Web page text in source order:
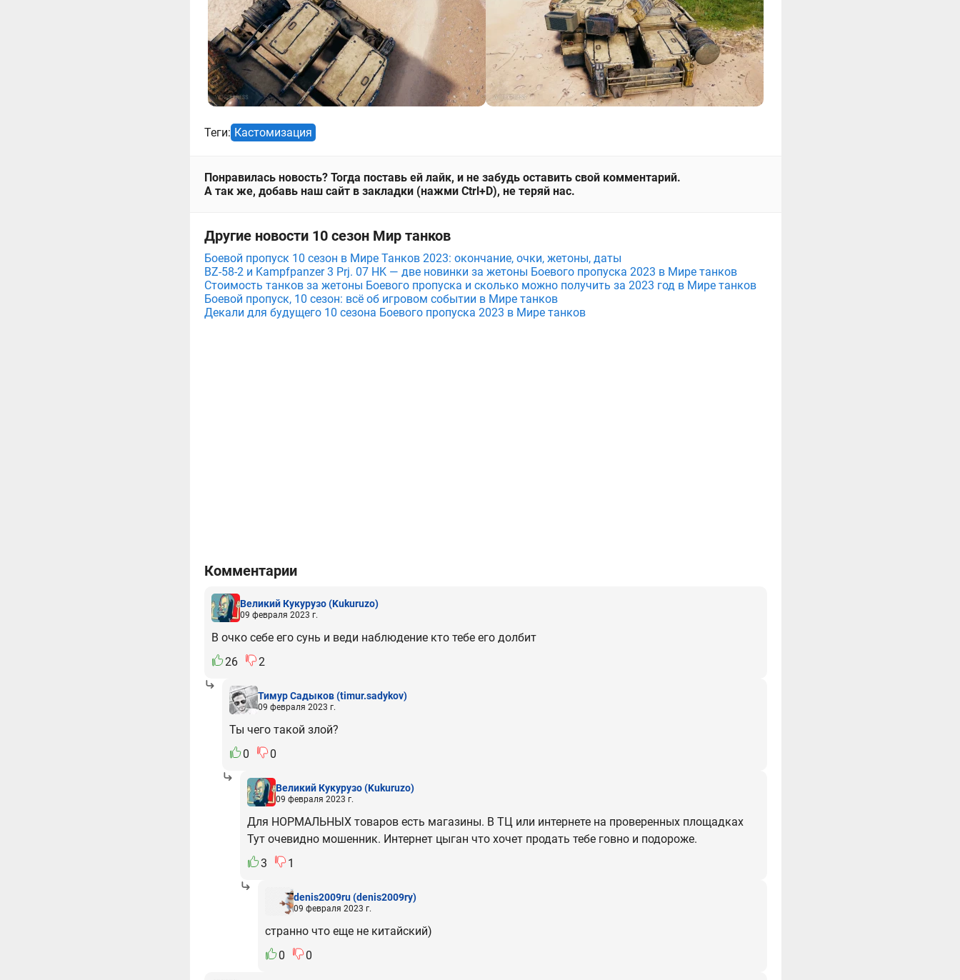
Теги: Кастомизация
Понравилась новость? Тогда поставь ей лайк, и не забудь оставить свой комментарий.
А так же, добавь наш сайт в закладки (нажми Ctrl+D), не теряй нас.
Другие новости 10 сезон Мир танков
Боевой пропуск 10 сезон в Мире Танков 2023: окончание, очки, жетоны, даты
BZ-58-2 и Kampfpanzer 3 Prj. 07 HK — две новинки за жетоны Боевого пропуска 2023 в Мире танков
Стоимость танков за жетоны Боевого пропуска и сколько можно получить за 2023 год в Мире танков
Боевой пропуск, 10 сезон: всё об игровом событии в Мире танков
Декали для будущего 10 сезона Боевого пропуска 2023 в Мире танков
Комментарии
Великий Кукурузо(Kukuruzo)
09 февраля 2023 г.
В очко себе его сунь и веди наблюдение кто тебе его долбит
26
2
Тимур Садыков(timur.sadykov)
09 февраля 2023 г.
Ты чего такой злой?
0
0
Великий Кукурузо(Kukuruzo)
09 февраля 2023 г.
Для НОРМАЛЬНЫХ товаров есть магазины. В ТЦ или интернете на проверенных площадках
Тут очевидно мошенник. Интернет цыган что хочет продать тебе говно и подороже.
3
1
denis2009ru(denis2009ry)
09 февраля 2023 г.
странно что еще не китайский)
0
0